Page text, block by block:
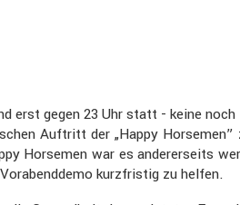
erst gegen 23 Uhr statt - keine
Auftritt der „Happy
Horsemen war es anderer­seits
kurzfristig zu helfen.